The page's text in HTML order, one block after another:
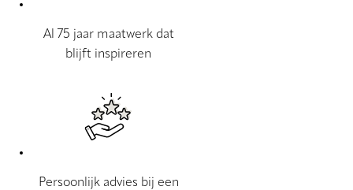
Al 75 jaar maatwerk dat
blijft inspireren
Persoonlijk advies bij een